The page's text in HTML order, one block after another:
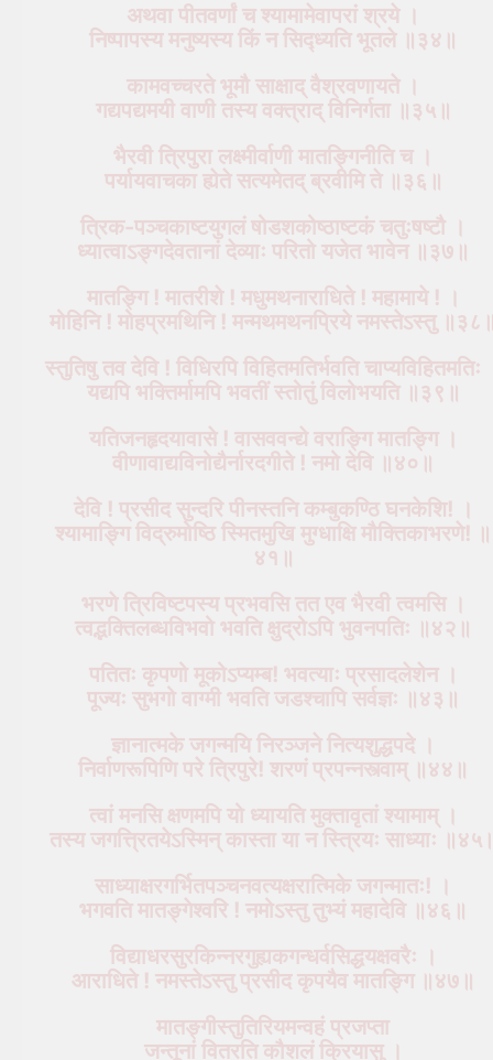
अथवा पीतवर्णां च श्यामामेवापरां श्रये ।
निष्पापस्य मनुष्यस्य किं न सिद्ध्यति भूतले ॥३४॥
कामवच्चरते भूमौ साक्षाद् वैश्रवणायते ।
गद्यपद्यमयी वाणी तस्य वक्त्राद् विनिर्गता ॥३५॥
भैरवी त्रिपुरा लक्ष्मीर्वाणी मातङ्गिनीति च ।
पर्यायवाचका ह्येते सत्यमेतद् ब्रवीमि ते ॥३६॥
त्रिक-पञ्चकाष्टयुगलं षोडशकोष्ठाष्टकं चतुःषष्टौ ।
ध्यात्वाऽङ्गदेवतानां देव्याः परितो यजेत भावेन ॥३७॥
मातङ्गि ! मातरीशे ! मधुमथनाराधिते ! महामाये ! ।
मोहिनि ! मोहप्रमथिनि ! मन्मथमथनप्रिये नमस्तेऽस्तु
स्तुतिषु तव देवि ! विधिरपि विहितमतिर्भवति चाप्यविहितमतिः
यद्यपि भक्तिर्मामपि भवतीं स्तोतुं विलोभयति ॥३९॥
यतिजनहृदयावासे ! वासववन्द्ये वराङ्गि मातङ्गि ।
वीणावाद्यविनोद्यैर्नारदगीते ! नमो देवि ॥४०॥
देवि ! प्रसीद सुन्दरि पीनस्तनि कम्बुकण्ठि घनकेशि! ।
श्यामाङ्गि विद्रुमोष्ठि स्मितमुखि मुग्धाक्षि मौक्तिकाभरणे! ॥
४१॥
भरणे त्रिविष्टपस्य प्रभवसि तत एव भैरवी त्वमसि ।
त्वद्भक्तिलब्धविभवो भवति क्षुद्रोऽपि भुवनपतिः ॥४२॥
पतितः कृपणो मूकोऽप्यम्ब! भवत्याः प्रसादलेशेन ।
पूज्यः सुभगो वाग्मी भवति जडश्चापि सर्वज्ञः ॥४३॥
ज्ञानात्मके जगन्मयि निरञ्जने नित्यशुद्धपदे ।
निर्वाणरूपिणि परे त्रिपुरे! शरणं प्रपन्नस्त्वाम् ॥४४॥
त्वां मनसि क्षणमपि यो ध्यायति मुक्तावृतां श्यामाम् ।
तस्य जगत्त्रितयेऽस्मिन् कास्ता या न स्त्रियः साध्याः
साध्याक्षरगर्भितपञ्चनवत्यक्षरात्मिके जगन्मातः! ।
भगवति मातङ्गेश्वरि ! नमोऽस्तु तुभ्यं महादेवि ॥४६॥
विद्याधरसुरकिन्नरगुह्यकगन्धर्वसिद्धयक्षवरैः ।
आराधिते ! नमस्तेऽस्तु प्रसीद कृपयैव मातङ्गि ॥४७॥
मातङ्गीस्तुतिरियमन्वहं प्रजप्ता
जन्तूनां वितरति कौशलं क्रियासु ।